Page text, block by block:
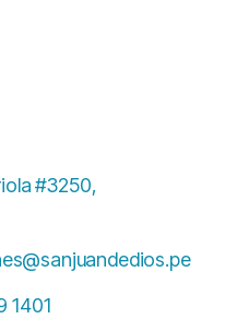
#3250,
1401